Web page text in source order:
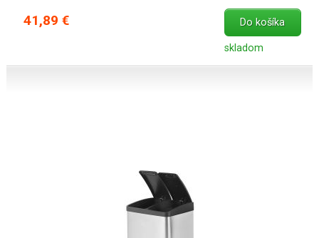
41,89 € Do košíka
skladom